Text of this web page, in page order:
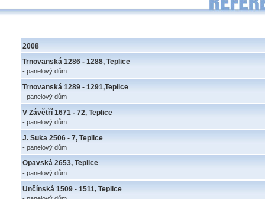
2008
Trnovanská 1286 - 1288, Teplice
- panelový dům
Trnovanská 1289 - 1291,Teplice
- panelový dům
V Závětří 1671 - 72, Teplice
- panelový dům
J. Suka 2506 - 7, Teplice
- panelový dům
Opavská 2653, Teplice
- panelový dům
Unčínská 1509 - 1511, Teplice